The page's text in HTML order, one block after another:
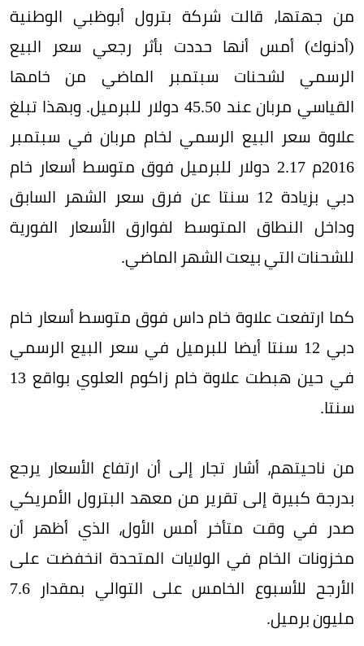
من جهتها، قالت شركة بترول أبوظبي الوطنية
(أدنوك) أمس أنها حددت بأثر رجعي سعر البيع
الرسمي لشحنات سبتمبر الماضي من خامها
القياسي مربان عند 45.50 دولار للبرميل. وبهذا تبلغ
علاوة سعر البيع الرسمي لخام مربان في سبتمبر
2016م 2.17 دولار للبرميل فوق متوسط أسعار خام
دبي بزيادة 12 سنتا عن فرق سعر الشهر السابق
وداخل النطاق المتوسط لفوارق الأسعار الفورية
للشحنات التي بيعت الشهر الماضي.
كما ارتفعت علاوة خام داس فوق متوسط أسعار خام
دبي 12 سنتا أيضا للبرميل في سعر البيع الرسمي
في حين هبطت علاوة خام زاكوم العلوي بواقع 13
سنتا.
من ناحيتهم، أشار تجار إلى أن ارتفاع الأسعار يرجع
بدرجة كبيرة إلى تقرير من معهد البترول الأمريكي
صدر في وقت متأخر أمس الأول، الذي أظهر أن
مخزونات الخام في الولايات المتحدة انخفضت على
الأرجح للأسبوع الخامس على التوالي بمقدار 7.6
مليون برميل.